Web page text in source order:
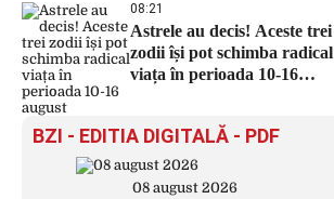
08:21
Astrele au decis! Aceste trei
zodii își pot schimba radical
viața în perioada 10-16
BZI - EDITIA DIGITALĂ - PDF
08 august 2026